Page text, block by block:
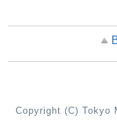
Copyright (C) Tokyo